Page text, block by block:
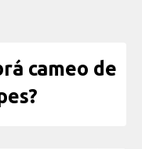
cameo de